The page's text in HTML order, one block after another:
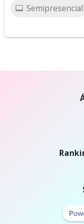
Semipresencial